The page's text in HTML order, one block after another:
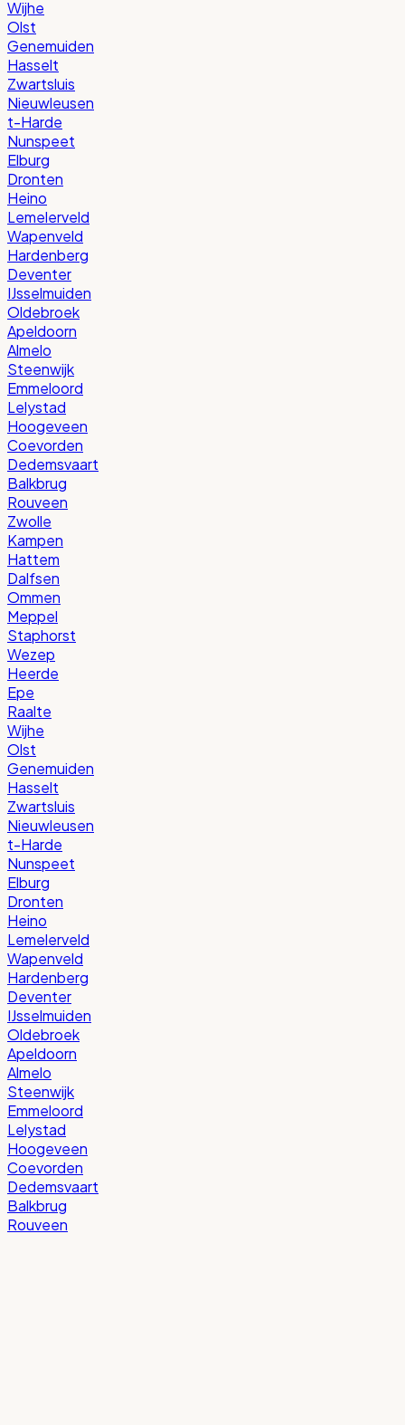
Wijhe
Olst
Genemuiden
Hasselt
Zwartsluis
Nieuwleusen
t-Harde
Nunspeet
Elburg
Dronten
Heino
Lemelerveld
Wapenveld
Hardenberg
Deventer
IJsselmuiden
Oldebroek
Apeldoorn
Almelo
Steenwijk
Emmeloord
Lelystad
Hoogeveen
Coevorden
Dedemsvaart
Balkbrug
Rouveen
Zwolle
Kampen
Hattem
Dalfsen
Ommen
Meppel
Staphorst
Wezep
Heerde
Epe
Raalte
Wijhe
Olst
Genemuiden
Hasselt
Zwartsluis
Nieuwleusen
t-Harde
Nunspeet
Elburg
Dronten
Heino
Lemelerveld
Wapenveld
Hardenberg
Deventer
IJsselmuiden
Oldebroek
Apeldoorn
Almelo
Steenwijk
Emmeloord
Lelystad
Hoogeveen
Coevorden
Dedemsvaart
Balkbrug
Rouveen